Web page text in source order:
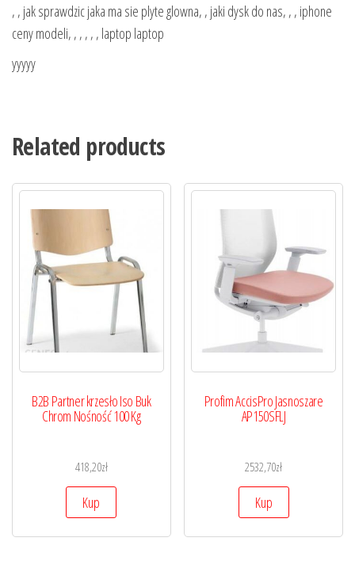
, , jak sprawdzic jaka ma sie plyte glowna, , jaki dysk do nas, , , iphone
ceny modeli, , , , , , laptop laptop
yyyyy
Related products
B2B Partner krzesło Iso Buk
Chrom Nośność 100 Kg
418,20zł
Kup
Profim AccisPro Jasnoszare
AP150SFLJ
2532,70zł
Kup